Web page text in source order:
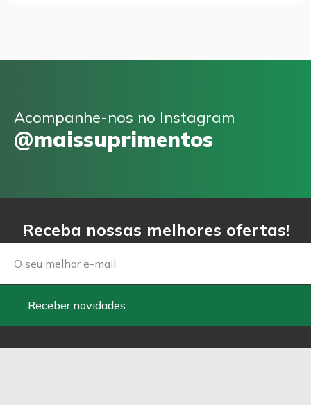
Acompanhe-nos no Instagram
@maissuprimentos
Receba nossas melhores ofertas!
Email
Receber novidades